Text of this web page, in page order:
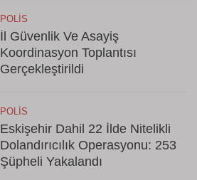
POLIS
İl Güvenlik Ve Asayiş
Koordinasyon Toplantısı
Gerçekleştirildi
POLIS
Eskişehir Dahil 22 İlde Nitelikli
Dolandırıcılık Operasyonu: 253
Şüpheli Yakalandı